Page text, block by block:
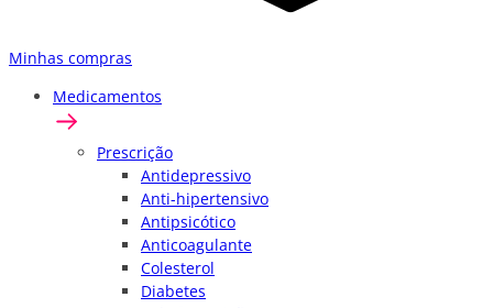
Minhas compras
Medicamentos
Prescrição
Antidepressivo
Anti-hipertensivo
Antipsicótico
Anticoagulante
Colesterol
Diabetes